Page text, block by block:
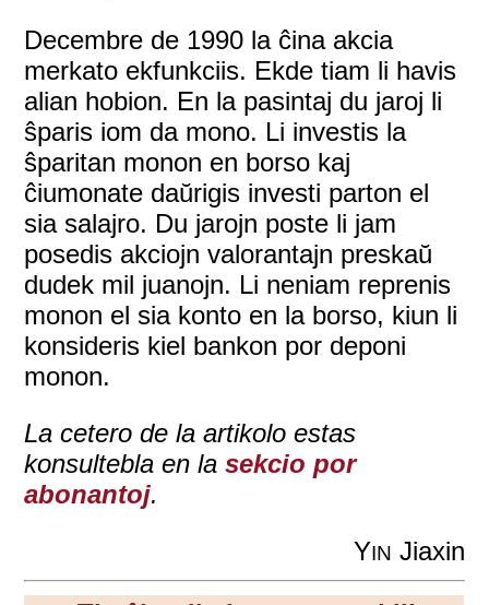
Decembre de 1990 la ĉina akcia
merkato ekfunkciis. Ekde tiam li havis
alian hobion. En la pasintaj du jaroj li
ŝparis iom da mono. Li investis la
ŝparitan monon en borso kaj
ĉiumonate daŭrigis investi parton el
sia salajro. Du jarojn poste li jam
posedis akciojn valorantajn preskaŭ
dudek mil juanojn. Li neniam reprenis
monon el sia konto en la borso, kiun li
konsideris kiel bankon por deponi
monon.
La cetero de la artikolo estas
konsultebla en lasekcio por
abonantoj.
YIN Jiaxin